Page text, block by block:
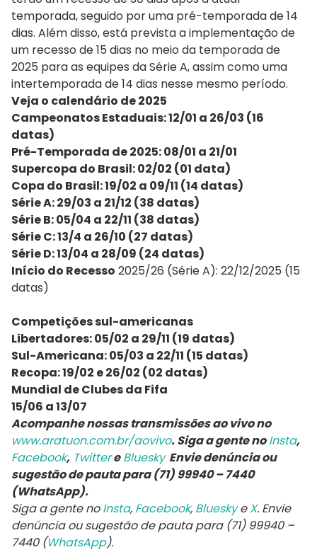
temporada, seguido por uma pré-temporada de 14
dias. Além disso, está prevista a implementação de
um recesso de 15 dias no meio da temporada de
2025 para as equipes da Série A, assim como uma
intertemporada de 14 dias nesse mesmo período.
Veja o calendário de 2025
Campeonatos Estaduais: 12/01 a 26/03 (16
datas)
Pré-Temporada de 2025: 08/01 a 21/01
Supercopa do Brasil: 02/02 (01 data)
Copa do Brasil: 19/02 a 09/11 (14 datas)
Série A: 29/03 a 21/12 (38 datas)
Série B: 05/04 a 22/11 (38 datas)
Série C: 13/4 a 26/10 (27 datas)
Série D: 13/04 a 28/09 (24 datas)
Início do Recesso 2025/26 (Série A): 22/12/2025 (15
datas)
Competições sul-americanas
Libertadores: 05/02 a 29/11 (19 datas)
Sul-Americana: 05/03 a 22/11 (15 datas)
Recopa: 19/02 e 26/02 (02 datas)
Mundial de Clubes da Fifa
15/06 a 13/07
Acompanhe nossas transmissões ao vivo no
www.aratuon.com.br/aovivo. Siga a gente noInsta,
Facebook, TwittereBlueskyEnvie denúncia ou
sugestão de pauta para (71) 99940 – 7440
(WhatsApp).
Siga a gente noInsta, Facebook, BlueskyeX. Envie
denúncia ou sugestão de pauta para (71) 99940 –
7440 (WhatsApp).